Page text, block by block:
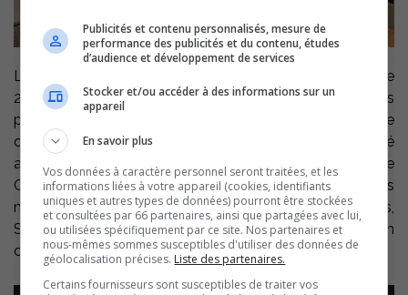
L’Opération Nez rouge Contrecoeur a repris du service le
25 novembre. Jusqu’au 30 décembre, les automobilistes
peuvent, les vendredis et samedis, compter sur cette
option supplémentaire pour un retour en toute sécurité
après leurs soirées festives. L’Opération Nez rouge
Contrecœur joignable au 450 587-2611 dessert les
municipalités de Calixa-Lavallée, Varennes, Verchères,
Saint-Antoine-sur-Richelieu et, bien sûr, Contrecœur. Son
coordonnateur, Gilles Boulay :
Publicités et contenu personnalisés, mesure de
performance des publicités et du contenu, études
d’audience et développement de services
Stocker et/ou accéder à des informations sur un
appareil
En savoir plus
Vos données à caractère personnel seront traitées, et les
informations liées à votre appareil (cookies, identifiants
uniques et autres types de données) pourront être stockées
et consultées par 66 partenaires, ainsi que partagées avec lui,
ou utilisées spécifiquement par ce site. Nos partenaires et
nous-mêmes sommes susceptibles d'utiliser des données de
géolocalisation précises. Liste des partenaires.
Certains fournisseurs sont susceptibles de traiter vos